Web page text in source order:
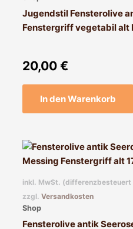
Jugendstil Fensterolive
Fenstergriff vegetabil alt
20,00 €
In den Warenkorb
inkl. MwSt. (differenzbesteuert
zzgl. Versandkosten
Shop
Fensterolive antik